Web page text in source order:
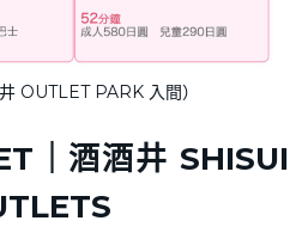
OUTLET PARK 入間）
｜ 酒酒井 SHISUI